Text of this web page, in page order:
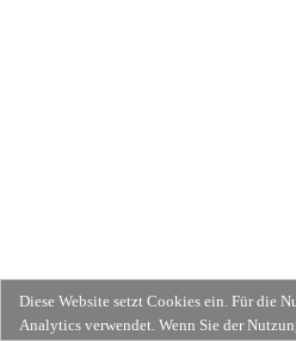
Diese Website setzt Cookies ein. Für die
Analytics verwendet. Wenn Sie der